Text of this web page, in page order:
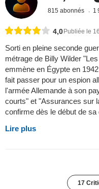
815 abonnés 1
4,0Publiée le
Sorti en pleine seconde
métrage de Billy Wilder
emmène en Égypte en
fait passer pour un espion
l'armée Allemande à son
courts" et "Assurances sur
confirme dès le début de
Lire plus
17